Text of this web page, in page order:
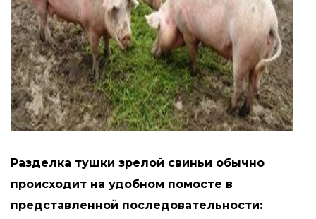
Разделка тушки зрелой свиньи обычно
происходит на удобном помосте в
представленной последовательности: